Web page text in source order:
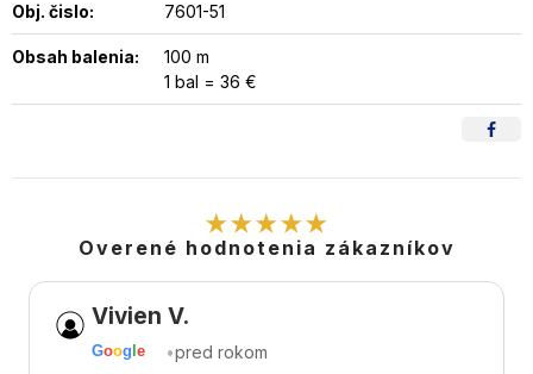
Obj. čislo: 7601-51
Obsah balenia:
100 m
1 bal = 36 €
★★★★★
Overené hodnotenia zákazníkov
Vivien V.
Goog le •pred rokom